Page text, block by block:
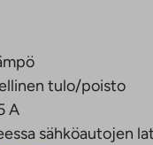
tulo/poisto
A
sähköautojen